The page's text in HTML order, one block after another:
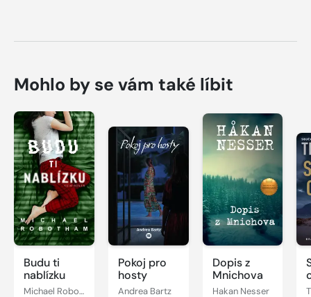
Mohlo by se vám také líbit
Budu ti
nablízku
Michael Robotham
Pokoj pro
hosty
Andrea Bartz
Dopis z
Mnichova
Hakan Nesser